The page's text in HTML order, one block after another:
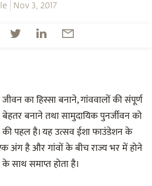
Nov 3, 2017
का हिस्सा बनाने, गांववालों की संपूर्ण
बनाने तथा सामुदायिक पुनर्जीवन को
पहल है। यह उत्सव ईशा फाउंडेशन के
अंग है और गांवों के बीच राज्य भर में होने
साथ समाप्त होता है।